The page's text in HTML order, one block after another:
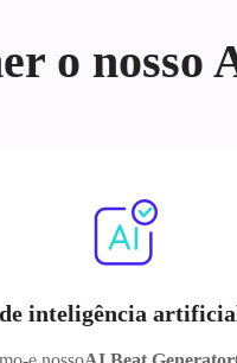
o nosso
inteligência